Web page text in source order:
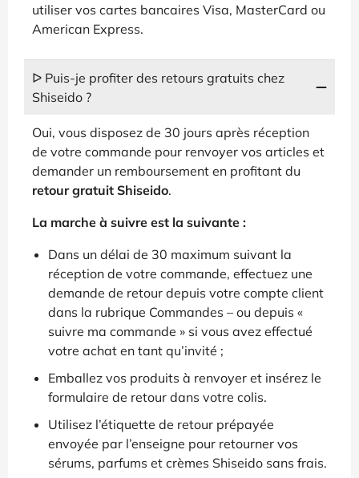
utiliser vos cartes bancaires Visa, MasterCard ou
American Express.
ᐅ Puis-je profiter des retours gratuits chez
Shiseido ?
Oui, vous disposez de 30 jours après réception
de votre commande pour renvoyer vos articles et
demander un remboursement en profitant du
retour gratuit Shiseido.
La marche à suivre est la suivante :
Dans un délai de 30 maximum suivant la
réception de votre commande, effectuez une
demande de retour depuis votre compte client
dans la rubrique Commandes – ou depuis «
suivre ma commande » si vous avez effectué
votre achat en tant qu’invité ;
Emballez vos produits à renvoyer et insérez le
formulaire de retour dans votre colis.
Utilisez l’étiquette de retour prépayée
envoyée par l’enseigne pour retourner vos
sérums, parfums et crèmes Shiseido sans frais.